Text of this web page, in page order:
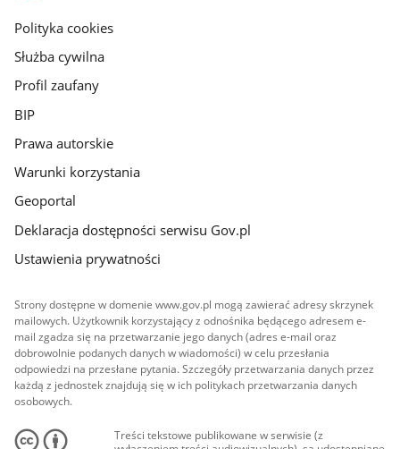
gov.pl
Polityka cookies
Służba cywilna
Profil zaufany
BIP
Prawa autorskie
Warunki korzystania
Geoportal
Deklaracja dostępności serwisu Gov.pl
Ustawienia prywatności
Strony dostępne w domenie www.gov.pl mogą zawierać adresy skrzynek
mailowych. Użytkownik korzystający z odnośnika będącego adresem e-
mail zgadza się na przetwarzanie jego danych (adres e-mail oraz
dobrowolnie podanych danych w wiadomości) w celu przesłania
odpowiedzi na przesłane pytania. Szczegóły przetwarzania danych przez
każdą z jednostek znajdują się w ich politykach przetwarzania danych
osobowych.
Treści tekstowe publikowane w serwisie (z